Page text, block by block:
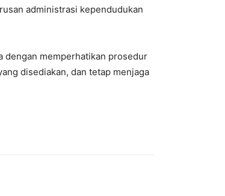
administrasi kependudukan
dengan memperhatikan prosedur
disediakan, dan tetap menjaga